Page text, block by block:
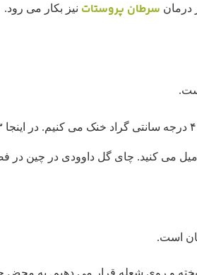
درمان سرطان پروستات نیز بکار می رود.
می کنید. چای گل داوودی در چین در
است.